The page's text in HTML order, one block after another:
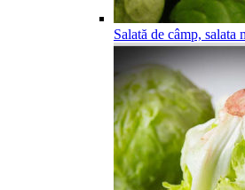
Salată de câmp, salata